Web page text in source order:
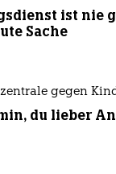
ist nie
Sache
gegen
du lieber